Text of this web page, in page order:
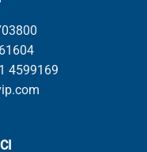
4599169